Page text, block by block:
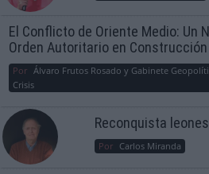
El Conflicto de Oriente Medio: Un
Orden Autoritario en Construcción
Por Álvaro Frutos Rosado y Gabinete
Crisis
Reconquista
Por Carlos Miranda